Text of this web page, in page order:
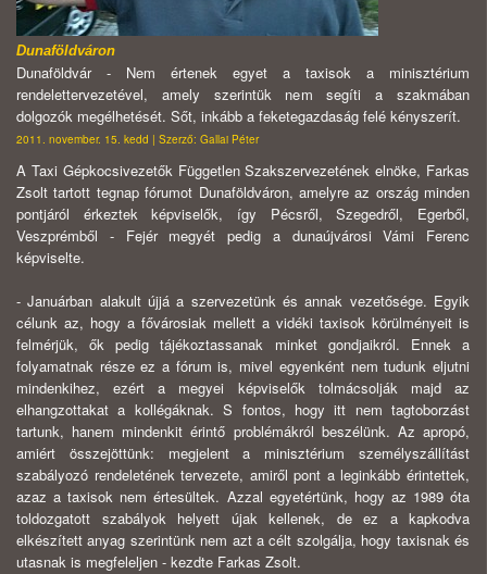
Dunaföldváron
Dunaföldvár - Nem értenek egyet a taxisok a minisztérium
rendelettervezetével, amely szerintük nem segíti a szakmában
dolgozók megélhetését. Sőt, inkább a feketegazdaság felé kényszerít.
2011. november. 15. kedd | Szerző: Gallai Péter
A Taxi Gépkocsivezetők Független Szakszervezetének elnöke, Farkas
Zsolt tartott tegnap fórumot Dunaföldváron, amelyre az ország minden
pontjáról érkeztek képviselők, így Pécsről, Szegedről, Egerből,
Veszprémből - Fejér megyét pedig a dunaújvárosi Vámi Ferenc
képviselte.
- Januárban alakult újjá a szervezetünk és annak vezetősége. Egyik
célunk az, hogy a fővárosiak mellett a vidéki taxisok körülményeit is
felmérjük, ők pedig tájékoztassanak minket gondjaikról. Ennek a
folyamatnak része ez a fórum is, mivel egyenként nem tudunk eljutni
mindenkihez, ezért a megyei képviselők tolmácsolják majd az
elhangzottakat a kollégáknak. S fontos, hogy itt nem tagtoborzást
tartunk, hanem mindenkit érintő problémákról beszélünk. Az apropó,
amiért összejöttünk: megjelent a minisztérium személyszállítást
szabályozó rendeletének tervezete, amiről pont a leginkább érintettek,
azaz a taxisok nem értesültek. Azzal egyetértünk, hogy az 1989 óta
toldozgatott szabályok helyett újak kellenek, de ez a kapkodva
elkészített anyag szerintünk nem azt a célt szolgálja, hogy taxisnak és
utasnak is megfeleljen - kezdte Farkas Zsolt.